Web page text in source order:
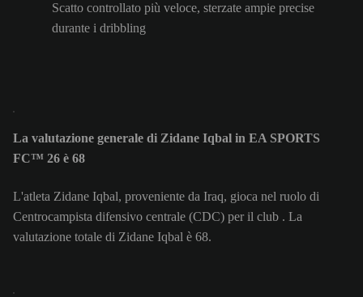
Scatto controllato più veloce, sterzate ampie precise
durante i dribbling
La valutazione generale di Zidane Iqbal in EA SPORTS
FC™ 26 è 68
L'atleta Zidane Iqbal, proveniente da Iraq, gioca nel ruolo di
Centrocampista difensivo centrale (CDC) per il club . La
valutazione totale di Zidane Iqbal è 68.